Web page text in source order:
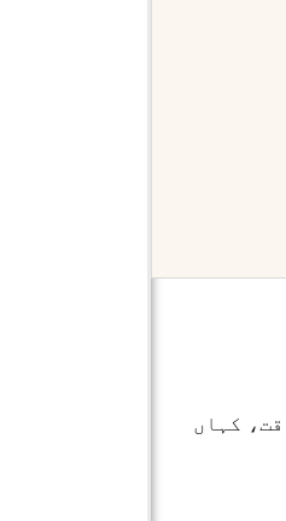
کہاں